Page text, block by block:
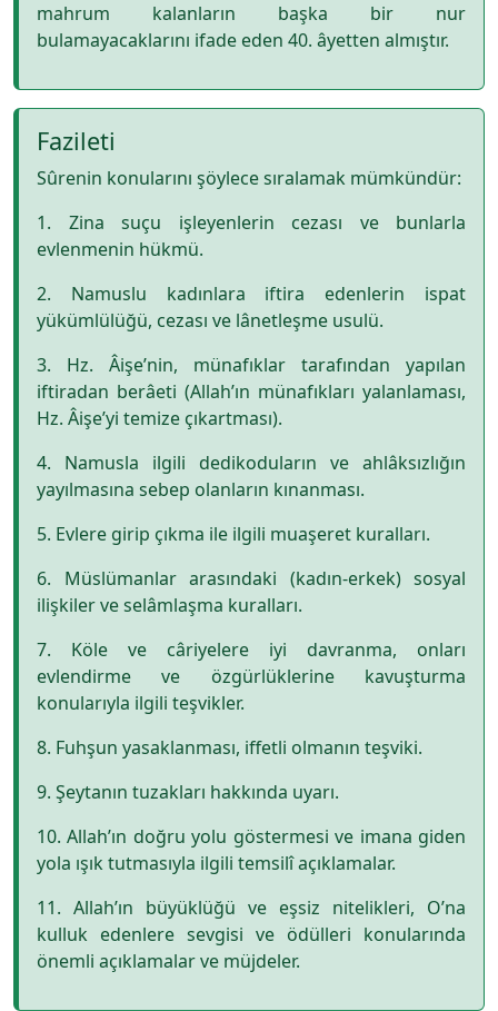
mahrum kalanların başka bir nur
bulamayacaklarını ifade eden 40. âyetten almıştır.
Fazileti
Sûrenin konularını şöylece sıralamak mümkündür:
1. Zina suçu işleyenlerin cezası ve bunlarla
evlenmenin hükmü.
2. Namuslu kadınlara iftira edenlerin ispat
yükümlülüğü, cezası ve lânetleşme usulü.
3. Hz. Âişe’nin, münafıklar tarafından yapılan
iftiradan berâeti (Allah’ın münafıkları yalanlaması,
Hz. Âişe’yi temize çıkartması).
4. Namusla ilgili dedikoduların ve ahlâksızlığın
yayılmasına sebep olanların kınanması.
5. Evlere girip çıkma ile ilgili muaşeret kuralları.
6. Müslümanlar arasındaki (kadın-erkek) sosyal
ilişkiler ve selâmlaşma kuralları.
7. Köle ve câriyelere iyi davranma, onları
evlendirme ve özgürlüklerine kavuşturma
konularıyla ilgili teşvikler.
8. Fuhşun yasaklanması, iffetli olmanın teşviki.
9. Şeytanın tuzakları hakkında uyarı.
10. Allah’ın doğru yolu göstermesi ve imana giden
yola ışık tutmasıyla ilgili temsilî açıklamalar.
11. Allah’ın büyüklüğü ve eşsiz nitelikleri, O’na
kulluk edenlere sevgisi ve ödülleri konularında
önemli açıklamalar ve müjdeler.